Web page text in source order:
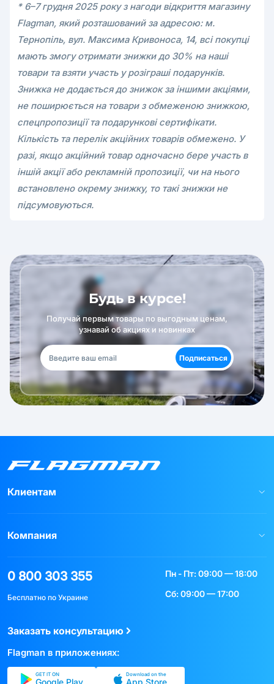
* 6–7 грудня 2025 року з нагоди відкриття магазину
Flagman, який розташований за адресою: м.
Тернопіль, вул. Максима Кривоноса, 14, всі покупці
мають змогу отримати знижки до 30% на наші
товари та взяти участь у розіграші подарунків.
Знижка не додається до знижок за іншими акціями,
не поширюється на товари з обмеженою знижкою,
спецпропозиції та подарункові сертифікати.
Кількість та перелік акційних товарів обмежено. У
разі, якщо акційний товар одночасно бере участь в
іншій акції або рекламній пропозиції, чи на нього
встановлено окрему знижку, то такі знижки не
підсумовуються.
Будь в курсе!
Получай первым товары по выгодным ценам,
узнавай об акциях и новинках
Подписаться
Клиентам
Компания
0 800 303 355
Бесплатно по Украине
Пн - Пт: 09:00 — 18:00
Сб: 09:00 — 17:00
Заказать консультацию
Flagman в приложениях:
GET IT ON
Google Play
Download on the
App Store